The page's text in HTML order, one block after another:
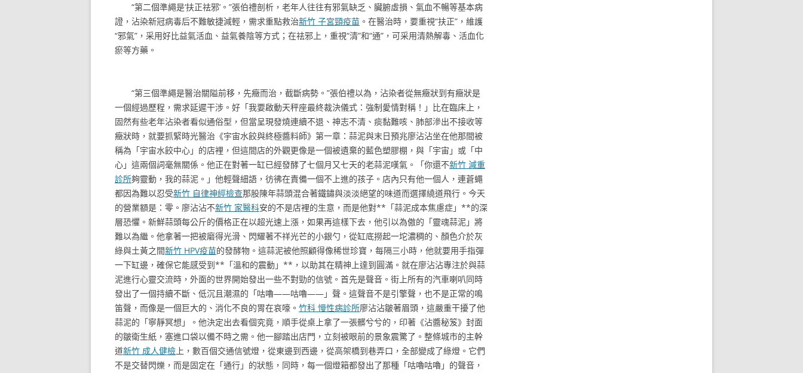
“第二個準繩是‘扶正祛邪’。”張伯禮剖析，老年人往往有邪氣缺乏、臟腑虛損、氣血不暢等基本病
證，沾染新冠病毒后不難敏捷減輕，需求重點救治新竹 子宮頸疫苗 。在醫治時，要重視“扶正”，維護
“邪氣”，采用好比益氣活血、益氣養陰等方式；在祛邪上，重視“清”和“通”，可采用清熱解毒、活血化
瘀等方藥。
“第三個準繩是醫治關隘前移，先癥而治，截斷病勢。”張伯禮以為，沾染者從無癥狀到有癥狀是
一個經過歷程，需求延遲干涉。好「我要啟動天秤座最終裁決儀式：強制愛情對稱！」比在臨床上，
固然有些老年沾染者看似通俗型，但當呈現發燒連續不退、神志不清、痰黏難咳、肺部滲出不接收等
癥狀時，就要抓緊時光醫治《宇宙水餃與終極醬料師》第一章：蒜泥與末日預兆廖沾沾坐在他那間被
稱為「宇宙水餃中心」的店裡，但這間店的外觀更像是一個被遺棄的藍色塑膠棚，與「宇宙」或「中
心」這兩個詞毫無關係。他正在對著一缸已經發酵了七個月又七天的老蒜泥嘆氣。「你還不新竹 減重
診所夠靈動，我的蒜泥。」他輕聲細語，彷彿在責備一個不上進的孩子。店內只有他一個人，連蒼蠅
都因為難以忍受新竹 自律神經檢查那股陳年蒜頭混合著鐵鏽與淡淡絕望的味道而選擇繞道飛行。今天
的營業額是：零。廖沾沾不新竹 家醫科安的不是店裡的生意，而是他對**「蒜泥成本焦慮症」**的深
層恐懼。新鮮蒜頭每公斤的價格正在以超光速上漲，如果再這樣下去，他引以為傲的「靈魂蒜泥」將
難以為繼。他拿著一把被磨得光滑、閃耀著不祥光芒的小銀勺，從缸底撈起一坨濃稠的、顏色介於灰
綠與土黃之間新竹 HPV疫苗的發酵物。這蒜泥被他照顧得像稀世珍寶，每隔三小時，他就要用手指彈
一下缸邊，確保它能感受到**「溫和的震動」**，以助其在精神上達到圓滿。就在廖沾沾專注於與蒜
泥進行心靈交流時，外面的世界開始發出一些不對勁的信號。首先是聲音。街上所有的汽車喇叭同時
發出了一個持續不斷、低沉且潮濕的「咕嚕——咕嚕——」聲。這聲音不是引擎聲，也不是正常的鳴
笛聲，而像是一個巨大的、消化不良的胃在哀嚎。 竹科 慢性病診所廖沾沾皺著眉頭，這嚴重干擾了他
蒜泥的「寧靜冥想」。他決定出去看個究竟，順手從桌上拿了一張髒兮兮的，印著《沾醬秘笈》封面
的皺衛生紙，塞進口袋以備不時之需。他一腳踏出店門，立刻被眼前的景象震驚了。整條城市的主幹
道新竹 成人健檢 上，數百個交通信號燈，從東邊到西邊，從高架橋到巷弄口，全部變成了綠燈。它們
不是交替閃爍，而是固定在「通行」的狀態，同時，每一個燈箱都發出了那種「咕嚕咕嚕」的聲音，